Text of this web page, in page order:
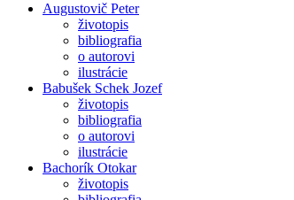
Augustovič Peter
životopis
bibliografia
o autorovi
ilustrácie
Babušek Schek Jozef
životopis
bibliografia
o autorovi
ilustrácie
Bachorík Otokar
životopis